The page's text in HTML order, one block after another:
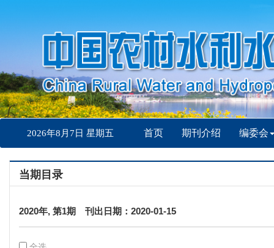
2026年8月7日 星期五 首页 期刊介绍 编委会
当期目录
2020年, 第1期 刊出日期：2020-01-15